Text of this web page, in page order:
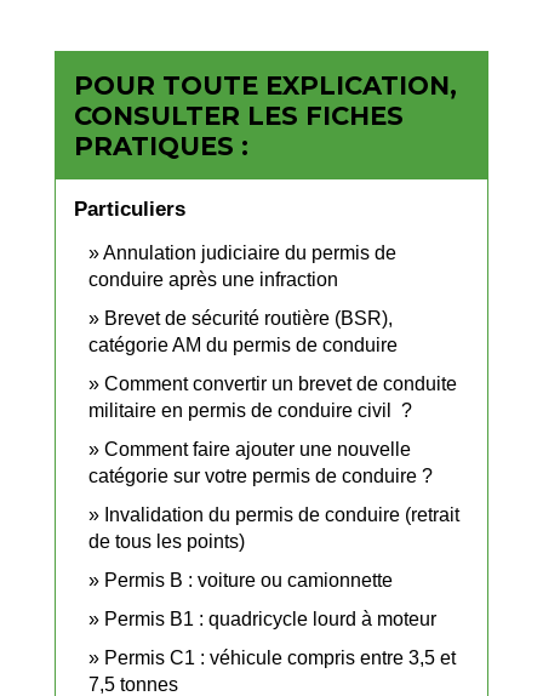
POUR TOUTE EXPLICATION,
CONSULTER LES FICHES
PRATIQUES :
Particuliers
Annulation judiciaire du permis de
conduire après une infraction
Brevet de sécurité routière (BSR),
catégorie AM du permis de conduire
Comment convertir un brevet de conduite
militaire en permis de conduire civil ?
Comment faire ajouter une nouvelle
catégorie sur votre permis de conduire ?
Invalidation du permis de conduire (retrait
de tous les points)
Permis B : voiture ou camionnette
Permis B1 : quadricycle lourd à moteur
Permis C1 : véhicule compris entre 3,5 et
7,5 tonnes